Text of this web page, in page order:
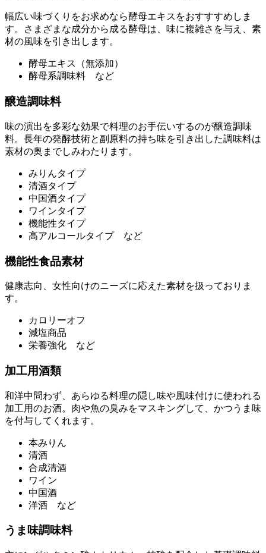
幅広い味づくりをお求めなら酵母エキスをおすすすめしま
す。さまざまな成分から成る酵母は、味に複雑さを与え、素
材の風味を引き出します。
酵母エキス（無添加）
酵母系調味料 など
醸造調味料
味の演出を多彩な効果で料理のお手伝いするのが醸造調味
料。長年の発酵技術と副原料の持ち味を引き出した調味料は
素材の奥までしみわたります。
みりんタイプ
清酒タイプ
中国酒タイプ
ワインタイプ
機能性タイプ
高アルコールタイプ など
機能性食品素材
健康志向、女性向けのニーズに応えた素材を扱っておりま
す。
カロリーオフ
減塩商品
栄養強化 など
加工用酒類
和洋中問わず、あらゆる料理の隠し味や風味付けに使われる
加工用のお酒。肉や魚の臭みをマスキングして、かつうま味
を付与してくれます。
本みりん
清酒
合成清酒
ワイン
中国酒
洋酒 など
うま味調味料